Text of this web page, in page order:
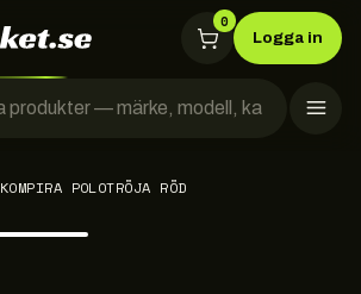
0
Logga in
KOMPIRA POLOTRÖJA RÖD